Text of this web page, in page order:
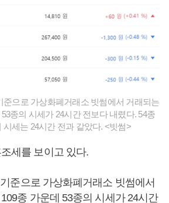
준으로 가상화폐거래소 빗썸에서 거래되는
종의 시세가 24시간 전보다 내렸다. 54종
시세는 24시간 전과 같았다. <빗썸>
세를 보이고 있다.
준으로 가상화폐거래소 빗썸에서
종 가운데 53종의 시세가 24시간